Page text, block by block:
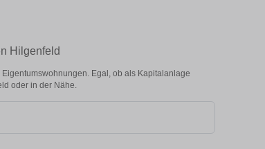
Hilgenfeld
Egal, ob als Kapitalanlage
oder in der Nähe.